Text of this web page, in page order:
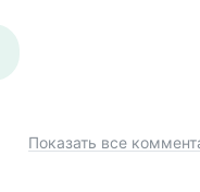
Показать все